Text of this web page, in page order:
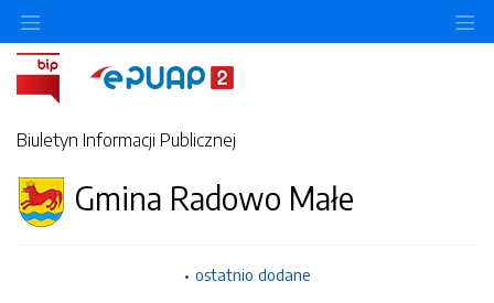
Biuletyn Informacji Publicznej
Gmina Radowo Małe
ostatnio dodane